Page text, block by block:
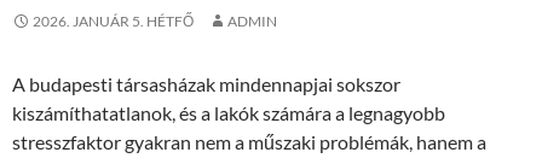
2026. JANUÁR 5. HÉTFŐ ADMIN
A budapesti társasházak mindennapjai sokszor
kiszámíthatatlanok, és a lakók számára a legnagyobb
stresszfaktor gyakran nem a műszaki problémák, hanem a